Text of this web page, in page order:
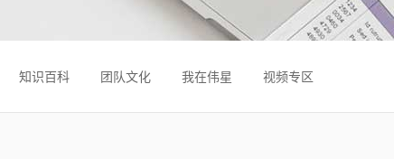
知识百科 团队文化 我在伟星 视频专区